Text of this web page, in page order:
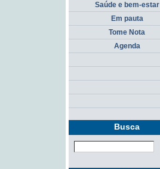
Saúde e bem-estar
Em pauta
Tome Nota
Agenda
Busca